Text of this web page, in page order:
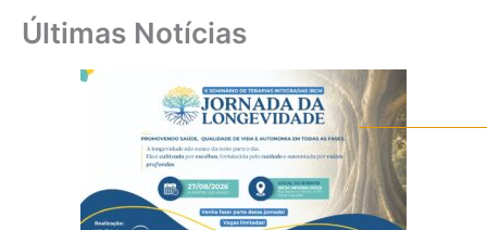
Últimas Notícias